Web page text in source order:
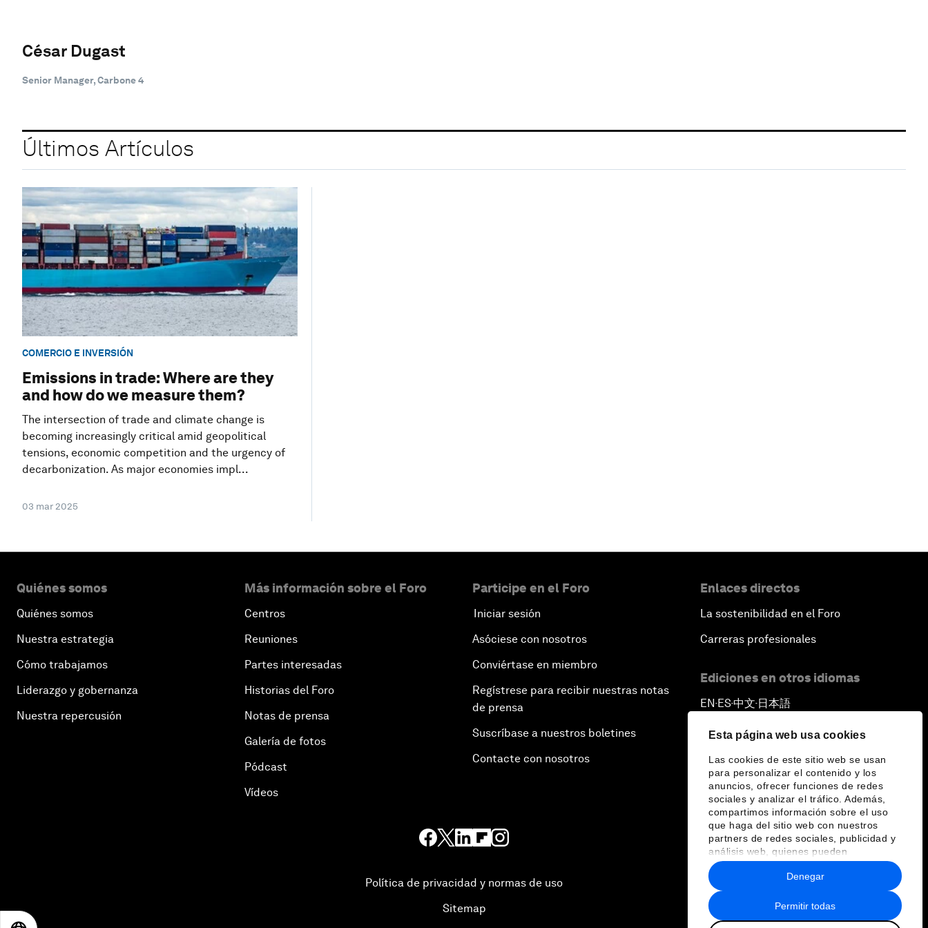
Esta página web usa cookies
Las cookies de este sitio web se usan
para personalizar el contenido y los
anuncios, ofrecer funciones de redes
sociales y analizar el tráfico. Además,
compartimos información sobre el uso
que haga del sitio web con nuestros
partners de redes sociales, publicidad y
análisis web, quienes pueden
combinarla con otra información que les
haya proporcionado o que hayan
recopilado a partir del uso que haya
hecho de sus servicios.
Permitir todas
Denegar
César Dugast
Senior Manager, Carbone 4
Últimos Artículos
COMERCIO E INVERSIÓN
Emissions in trade: Where are they
and how do we measure them?
The intersection of trade and climate change is
becoming increasingly critical amid geopolitical
tensions, economic competition and the urgency of
decarbonization. As major economies impl...
03 mar 2025
Quiénes somos
Quiénes somos
Nuestra estrategia
Cómo trabajamos
Liderazgo y gobernanza
Nuestra repercusión
Más información sobre el Foro
Centros
Reuniones
Partes interesadas
Historias del Foro
Notas de prensa
Galería de fotos
Pódcast
Vídeos
Participe en el Foro
Iniciar sesión
Asóciese con nosotros
Conviértase en miembro
Regístrese para recibir nuestras notas
de prensa
Suscríbase a nuestros boletines
Contacte con nosotros
Enlaces directos
La sostenibilidad en el Foro
Carreras profesionales
Ediciones en otros idiomas
EN ▪ ES▪中文▪ 日本語
Política de privacidad y normas de uso
Sitemap